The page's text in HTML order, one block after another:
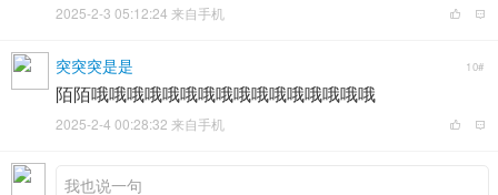
2025-2-3 05:12:24 来自手机
突突突是是 10#
陌陌哦哦哦哦哦哦哦哦哦哦哦哦哦哦哦哦
2025-2-4 00:28:32 来自手机